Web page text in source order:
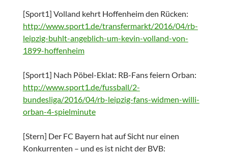
[Sport1] Volland kehrt Hoffenheim den Rücken:
http://www.sport1.de/transfermarkt/2016/04/rb-
leipzig-buhlt-angeblich-um-kevin-volland-von-
1899-hoffenheim
[Sport1] Nach Pöbel-Eklat: RB-Fans feiern Orban:
http://www.sport1.de/fussball/2-
bundesliga/2016/04/rb-leipzig-fans-widmen-willi-
orban-4-spielminute
[Stern] Der FC Bayern hat auf Sicht nur einen
Konkurrenten – und es ist nicht der BVB: